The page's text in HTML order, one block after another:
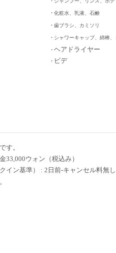
· 化粧水 乳液 石鹸
· 歯ブラシ、カミソリ
· シャワーキャップ、 綿棒
·ヘアドライヤー
· ビデ
す。
33,000ウォン（税込み）
イン基準） : 2 日前-キャンセル料無